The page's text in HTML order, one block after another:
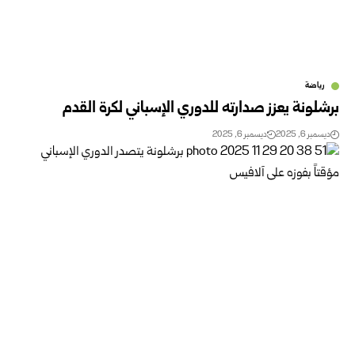
رياضة
برشلونة يعزز صدارته للدوري الإسباني لكرة القدم
ديسمبر 6, 2025 ديسمبر 6, 2025